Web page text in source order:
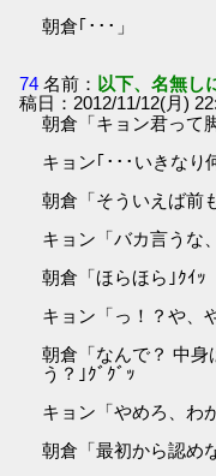
朝倉｢･･･」
74 名前： 以下、名無し
稿日：2012/11/12(月)
朝倉「キョン君って
キョン｢･･･いきなり
朝倉「そういえば前
キョン「バカ言うな
朝倉「ほらほら｣ｸｲｯ
キョン「っ！？や、
朝倉「なんで？ 中身
う？｣ｸﾞｸﾞｯ
キョン「やめろ、わ
朝倉「最初から認め